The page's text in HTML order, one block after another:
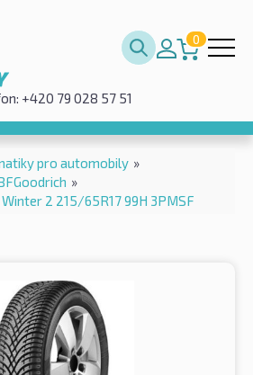
0
+420 79 028 57 51
pro automobily »
»
2 215/65R17 99H 3PMSF